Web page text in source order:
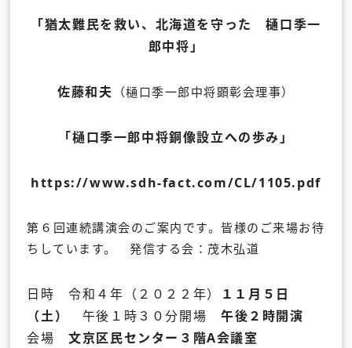
「猶太難民を救い、北海道を守った 樋口季一
郎中将」
佐藤和夫 （樋口季一郎中将顕彰会理事）
「樋口季一郎中将銅像設立への歩み」
https://www.sdh-fact.com/CL/1105.pdf
第６回連続講演会のご案内です。皆様のご来場お待
ちしています。 発信する会：茂木弘道
日時 令和４年（２０２２年）
１１月５日
（土）
午後１時３０分開場 午後２時開演
会場文京区民センター３階A会議室